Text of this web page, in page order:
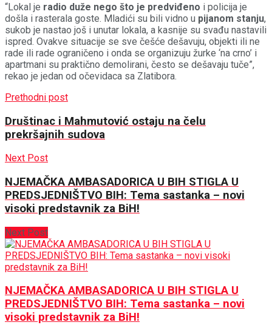
“Lokal je radio duže nego što je predviđeno i policija je
došla i rasterala goste. Mladići su bili vidno u pijanom stanju,
sukob je nastao još i unutar lokala, a kasnije su svađu nastavili
ispred. Ovakve situacije se sve češće dešavuju, objekti ili ne
rade ili rade ograničeno i onda se organizuju žurke ‘na crno’ i
apartmani su praktično demolirani, često se dešavaju tuče”,
rekao je jedan od očevidaca sa Zlatibora.
Prethodni post
Društinac i Mahmutović ostaju na čelu
prekršajnih sudova
Next Post
NJEMAČKA AMBASADORICA U BIH STIGLA U
PREDSJEDNIŠTVO BIH: Tema sastanka – novi
visoki predstavnik za BiH!
Next Post
NJEMAČKA AMBASADORICA U BIH STIGLA U
PREDSJEDNIŠTVO BIH: Tema sastanka – novi
visoki predstavnik za BiH!